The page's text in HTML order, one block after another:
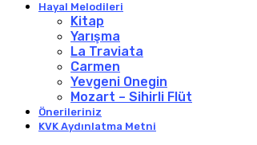
Hayal Melodileri
Kitap
Yarışma
La Traviata
Carmen
Yevgeni Onegin
Mozart – Sihirli Flüt
Önerileriniz
KVK Aydınlatma Metni